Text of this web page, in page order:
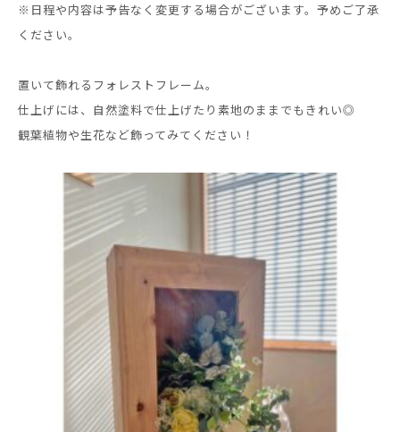
※日程や内容は予告なく変更する場合がございます。予めご了承
ください。
置いて飾れるフォレストフレーム。
仕上げには、自然塗料で仕上げたり素地のままでもきれい◎
観葉植物や生花など飾ってみてください！